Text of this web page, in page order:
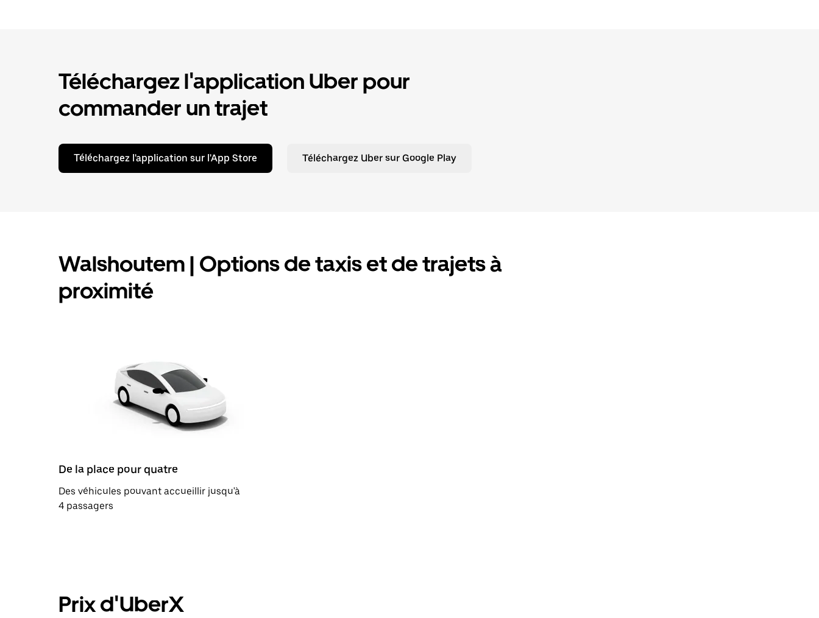
Téléchargez l'application Uber pour
commander un trajet
Téléchargez l'application sur l'App Store Téléchargez Uber sur Google Play
Walshoutem | Options de taxis et de trajets à
proximité
De la place pour quatre
Des véhicules pouvant accueillir jusqu'à
4 passagers
Prix d'UberX